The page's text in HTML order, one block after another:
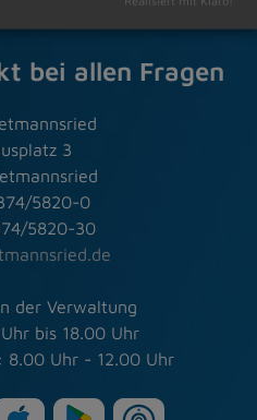
bei allen Fragen
3
5820-0
5820-30
der Verwaltung
bis 18.00 Uhr
8.00 Uhr - 12.00 Uhr